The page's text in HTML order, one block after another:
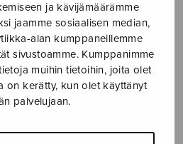
ja kävijämäärämme
jaamme sosiaalisen median,
alan kumppaneillemme
sivustoamme. Kumppanimme
muihin tietoihin, joita olet
on kerätty, kun olet käyttänyt
palvelujaan.
OPPAAT